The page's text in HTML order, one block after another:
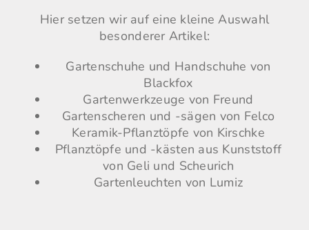
Hier setzen wir auf eine kleine Auswahl
besonderer Artikel:
Gartenschuhe und Handschuhe von
Blackfox
Gartenwerkzeuge von Freund
Gartenscheren und -sägen von Felco
Keramik-Pflanztöpfe von Kirschke
Pflanztöpfe und -kästen aus Kunststoff
von Geli und Scheurich
Gartenleuchten von Lumiz